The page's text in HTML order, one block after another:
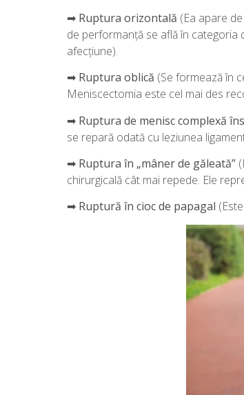
➡ Ruptura orizontală (Ea apare
de performanță se află în categoria
afecțiune).
➡ Ruptura oblică (Se formează în
Meniscectomia este cel mai des
➡ Ruptura de menisc complexă
se repară odată cu leziunea
➡ Ruptura în „mâner de găleată”
chirurgicală cât mai repede. Ele
➡ Ruptură în cioc de papagal